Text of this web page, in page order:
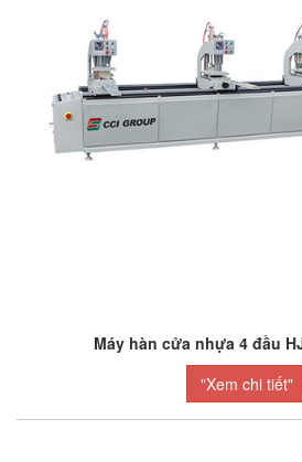
Máy hàn cửa nhựa 4 đầu
"Xem chi tiết"